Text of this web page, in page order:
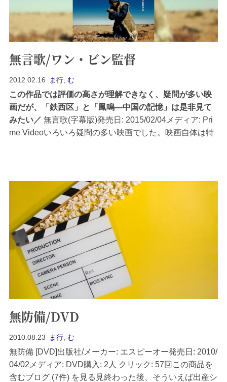
無言歌/ワン・ビン監督
2012.02.16 ま行, む
この作品では評価の高さが理解できなく、疑問が多い映
画だが、「鉄西区」と「鳳鳴―中国の記憶」は是非見て
みたい
無言歌(字幕版)発売日: 2015/02/04メディア: Pri
me Videoいろいろ疑問の多い映画でした。映画自体は特
無防備/DVD
2010.08.23 ま行, む
無防備 [DVD]出版社/メーカー: エスピーオー発売日: 2010/
04/02メディア: DVD購入: 2人 クリック: 57回この商品を
含むブログ (7件) を見る見終わった後、そういえば出産シ